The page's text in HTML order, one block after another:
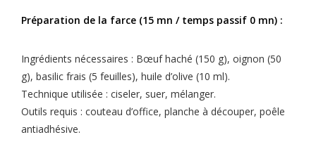
Préparation de la farce (15 mn / temps passif 0 mn) :
Ingrédients nécessaires : Bœuf haché (150 g), oignon (50
g), basilic frais (5 feuilles), huile d’olive (10 ml).
Technique utilisée : ciseler, suer, mélanger.
Outils requis : couteau d’office, planche à découper, poêle
antiadhésive.